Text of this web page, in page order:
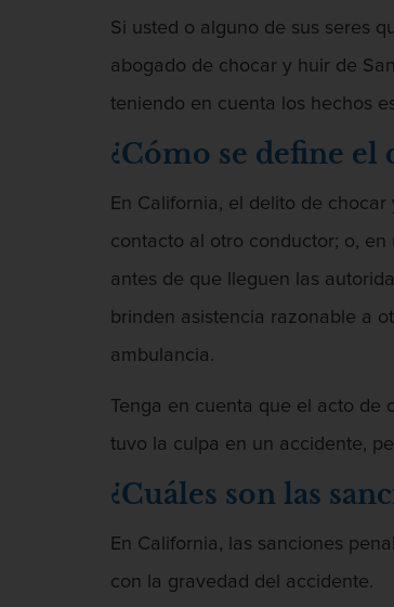
Si usted o alguno de sus seres
abogado de chocar y huir de
teniendo en cuenta los hechos
¿Cómo se define
En California, el delito de
contacto al otro conductor; o,
antes de que lleguen las
brinden asistencia razonable a
ambulancia.
Tenga en cuenta que el acto de
tuvo la culpa en un accidente,
¿Cuáles son las
En California, las sanciones
con la gravedad del accidente.